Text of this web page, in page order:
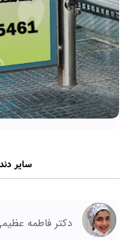
سایر
دکتر فاطمه